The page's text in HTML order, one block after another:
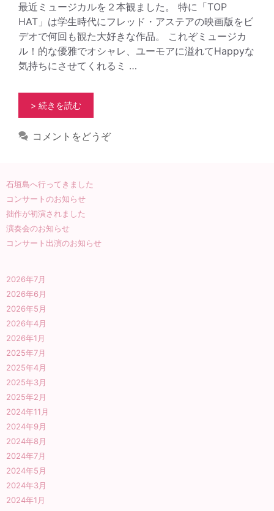
最近ミュージカルを２本観ました。 特に「TOP
HAT」は学生時代にフレッド・アステアの映画版をビ
デオで何回も観た大好きな作品。 これぞミュージカ
ル！的な優雅でオシャレ、ユーモアに溢れてHappyな
気持ちにさせてくれるミ …
> 続きを読む
コメントをどうぞ
石垣島へ行ってきました
コンサートのお知らせ
拙作が初演されました
演奏会のお知らせ
コンサート出演のお知らせ
2026年7月
2026年6月
2026年5月
2026年4月
2026年1月
2025年7月
2025年4月
2025年3月
2025年2月
2024年11月
2024年9月
2024年8月
2024年7月
2024年5月
2024年3月
2024年1月